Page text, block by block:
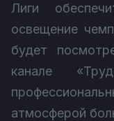
Лиги
освещение
будет
канале
атмосферой